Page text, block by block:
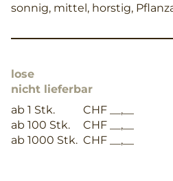
sonnig, mittel, horstig,
lose
nicht lieferbar
ab 1 Stk.
CHF __,__
ab 100 Stk.
CHF __,__
ab 1000 Stk. CHF __,__